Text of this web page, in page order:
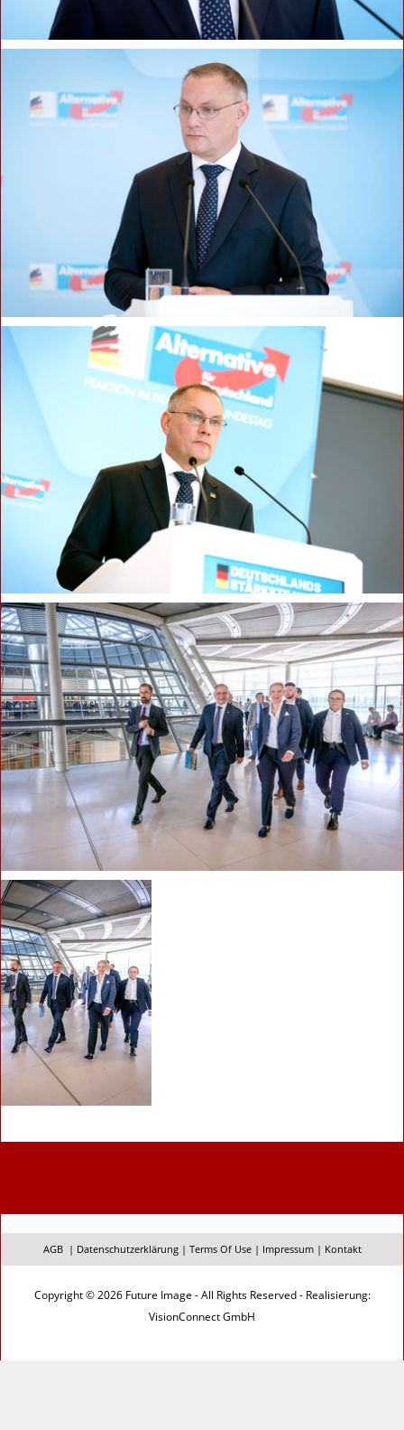
AGB | Datenschutzerklärung| Terms Of Use| Impressum| Kontakt
Copyright © 2026 Future Image - All Rights Reserved - Realisierung:
VisionConnect GmbH